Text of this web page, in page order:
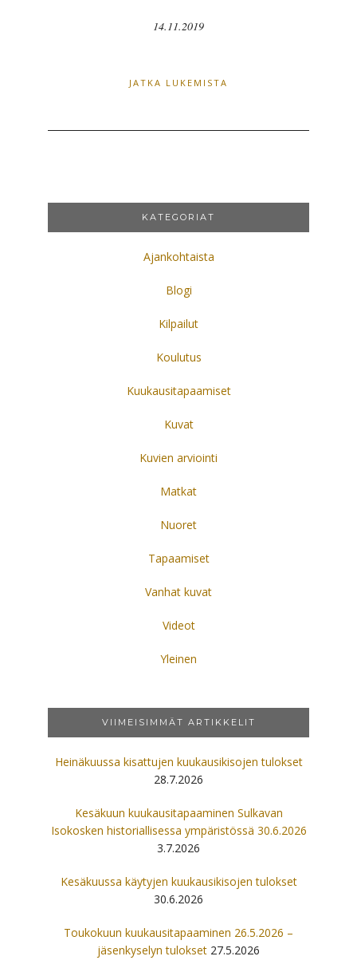
14.11.2019
JATKA LUKEMISTA
KATEGORIAT
Ajankohtaista
Blogi
Kilpailut
Koulutus
Kuukausitapaamiset
Kuvat
Kuvien arviointi
Matkat
Nuoret
Tapaamiset
Vanhat kuvat
Videot
Yleinen
VIIMEISIMMÄT ARTIKKELIT
Heinäkuussa kisattujen kuukausikisojen tulokset
28.7.2026
Kesäkuun kuukausitapaaminen Sulkavan
Isokosken historiallisessa ympäristössä 30.6.2026
3.7.2026
Kesäkuussa käytyjen kuukausikisojen tulokset
30.6.2026
Toukokuun kuukausitapaaminen 26.5.2026 –
jäsenkyselyn tulokset 27.5.2026